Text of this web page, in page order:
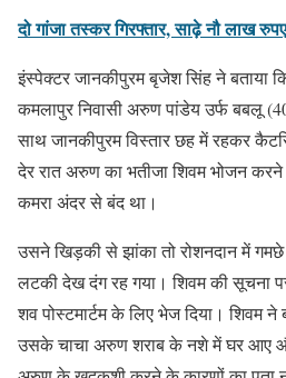
दो गांजा तस्कर गिरफ्तार, साढ़े नौ लाख
इंस्पेक्टर जानकीपुरम बृजेश सिंह ने बताया
कमलापुर निवासी अरुण पांडेय उर्फ बबलू
साथ जानकीपुरम विस्तार छह में रहकर
देर रात अरुण का भतीजा शिवम भोजन करने
कमरा अंदर से बंद था।
उसने खिड़की से झांका तो रोशनदान में
लटकी देख दंग रह गया। शिवम की सूचना
शव पोस्टमार्टम के लिए भेज दिया। शिवम ने
उसके चाचा अरुण शराब के नशे में घर आए